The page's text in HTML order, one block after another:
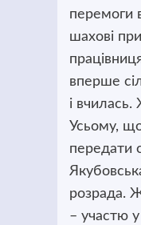
перемоги
шахові
вперше
і
Усьому,
передати
розрада.
– участю